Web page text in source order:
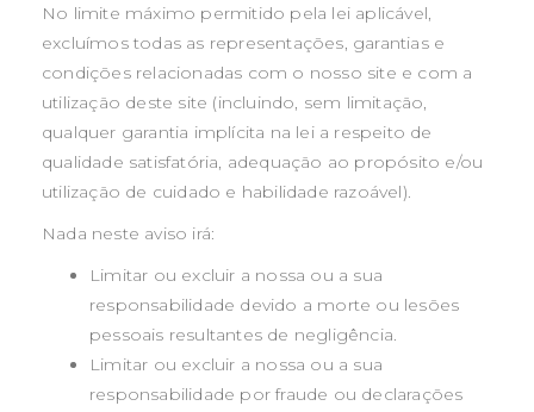
No limite máximo permitido pela lei aplicável,
excluímos todas as representações, garantias e
condições relacionadas com o nosso site e com a
utilização deste site (incluindo, sem limitação,
qualquer garantia implícita na lei a respeito de
qualidade satisfatória, adequação ao propósito e/ou
utilização de cuidado e habilidade razoável).
Nada neste aviso irá:
Limitar ou excluir a nossa ou a sua
responsabilidade devido a morte ou lesões
pessoais resultantes de negligência.
Limitar ou excluir a nossa ou a sua
responsabilidade por fraude ou declarações